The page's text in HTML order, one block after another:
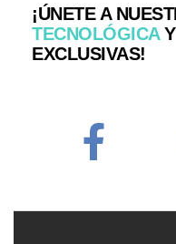
¡ÚNETE A
TECNOLÓGICAY
EXCLUSIVAS!